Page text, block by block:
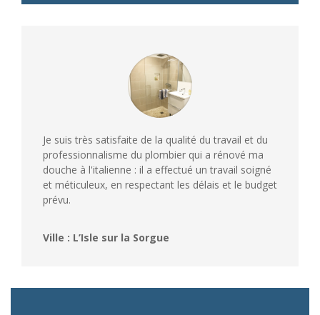
Je suis très satisfaite de la qualité du travail et du
professionnalisme du plombier qui a rénové ma
douche à l'italienne : il a effectué un travail soigné
et méticuleux, en respectant les délais et le budget
prévu.
Ville : L’Isle sur la Sorgue